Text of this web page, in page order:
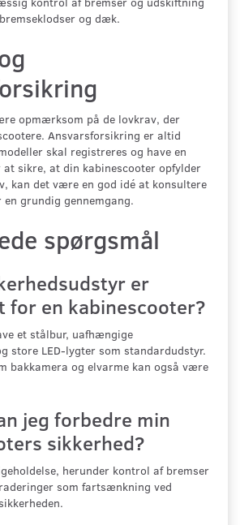
og dæk.
opmærksom på de lovkrav, der
Ansvarsforsikring er altid
skal registreres og have en
at sikre, at din kabinescooter opfylder
kan det være en god idé at konsultere
grundig gennemgang.
spørgsmål
er
for en kabinescooter?
et stålbur, uafhængige
store LED-lygter som standardudstyr.
bakkamera og elvarme kan også være
jeg forbedre min
sikkerhed?
herunder kontrol af bremser
som fartsænkning ved